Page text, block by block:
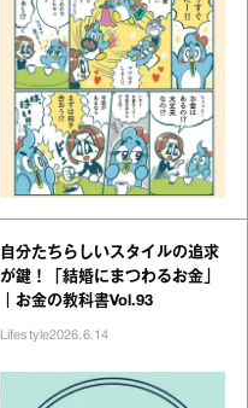
自分たちらしいスタイルの追求
が鍵！「結婚にまつわるお金」
｜お金の教科書Vol.93
Lifestyle2026.6.14